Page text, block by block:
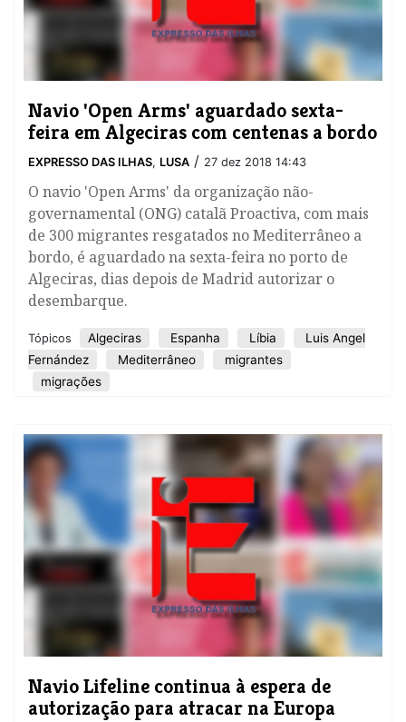
​Navio 'Open Arms' aguardado sexta-
feira em Algeciras com centenas a bordo
EXPRESSO DAS ILHAS, LUSA / 27 dez 2018 14:43
O navio 'Open Arms' da organização não-
governamental (ONG) catalã Proactiva, com mais
de 300 migrantes resgatados no Mediterrâneo a
bordo, é aguardado na sexta-feira no porto de
Algeciras, dias depois de Madrid autorizar o
desembarque.
Tópicos Algeciras Espanha Líbia
Luis Angel
Fernández
Mediterrâneo
migrantes
migrações
​Navio Lifeline continua à espera de
autorização para atracar na Europa